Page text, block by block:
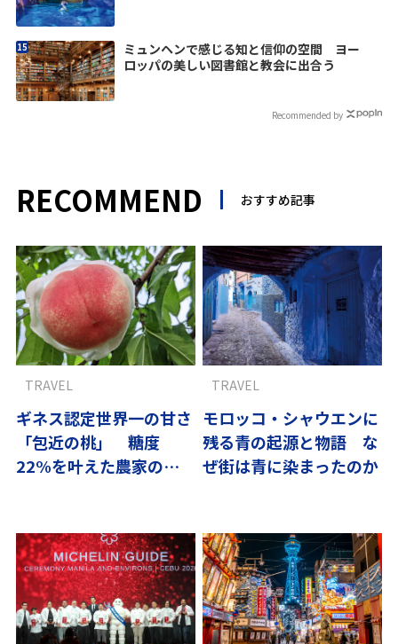
ミュンヘンで感じる知と信仰の空間 ヨー
ロッパの美しい図書館と教会に出合う
Recommended by
RECOMMEND おすすめ記事
ギネス認定世界一の甘さ
「包近の桃」 糖度
22%を叶えた農家の試
TRAVEL
モロッコ・シャウエンに
残る青の起源と物語 な
ぜ街は青に染まったのか
TRAVEL